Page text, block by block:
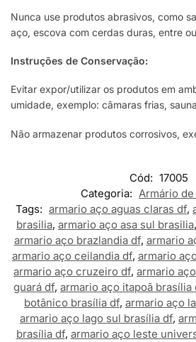
Nunca use produtos abrasivos, como
aço, escova com cerdas duras, entre
Instruções de Conservação:
Evitar expor/utilizar os produtos em
umidade, exemplo: câmaras frias,
Não armazenar produtos corrosivos,
Cód: 17005
Categoria: Armário
Tags: armario aço aguas claras df,
brasilia, armario aço asa sul brasilia,
armario aço brazlandia df, armario
armario aço ceilandia df, armario
armario aço cruzeiro df, armario
guará df, armario aço itapoã brasília
botânico brasília df, armario aço
armario aço lago sul brasília df,
brasília df, armario aço leste